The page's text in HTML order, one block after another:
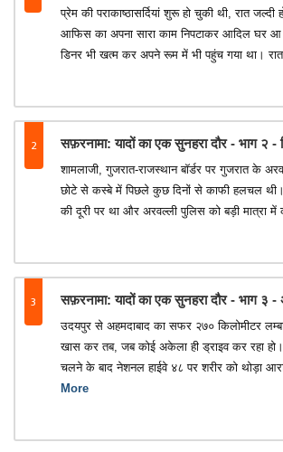
प्रेम की पराकाष्ठासर्दियां शुरू हो चुकी थी, रात जल्दी
आफिस का अपना सारा काम निपटाकर आदिल घर आ
डिनर भी खत्म कर अपने रूम में भी पहुंच गया था।
2 सफ़रनामा: यादों का एक सुनहरा दौर - भाग २ -
शामलाजी, गुजरात-राजस्थान बॉर्डर पर गुजरात के
छोटे से कस्बे में पिछले कुछ दिनों से काफी हलचल
की दूरी पर था और अरवल्ली पुलिस को बड़ी मात्रा में
3 सफ़रनामा: यादों का एक सुनहरा दौर - भाग ३
उदयपुर से अहमदाबाद का सफर २७० किलोमीटर
खास कर तब, जब कोई अकेला ही ड्राइव कर रहा
चलने के बाद नेशनल हाईवे ४८ पर शरीर को थोड़ा
More